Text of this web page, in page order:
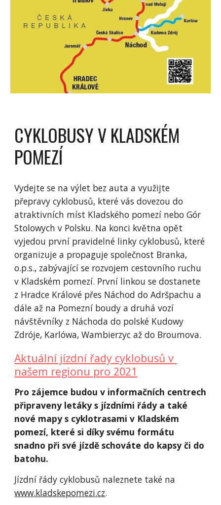
CYKLOBUSY V KLADSKÉM
POMEZÍ
Vydejte se na výlet bez auta a využijte
přepravy cyklobusů, které vás dovezou do
atraktivních míst Kladského pomezí nebo Gór
Stolowych v Polsku. Na konci května opět
vyjedou první pravidelné linky cyklobusů, které
organizuje a propaguje společnost Branka,
o.p.s., zabývající se rozvojem cestovního ruchu
v Kladském pomezí. První linkou se dostanete
z Hradce Králové přes Náchod do Adršpachu a
dále až na Pomezní boudy a druhá vozí
návštěvníky z Náchoda do polské Kudowy
Zdróje, Karlówa, Wambierzyc až do Broumova.
Aktuální jízdní řady cyklobusů v
našem regionu pro 2021
Pro zájemce budou v informačních centrech
připraveny letáky s jízdními řády a také
nové mapy s cyklotrasami v Kladském
pomezí, které si díky svému formátu
snadno při své jízdě schováte do kapsy či do
batohu.
www.kladskepomezi.cz.